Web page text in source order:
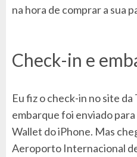
na hora de comprar a sua
Check-in e
Eu fiz o check-in no site da
embarque foi enviado para
Wallet do iPhone. Mas
Aeroporto Internacional